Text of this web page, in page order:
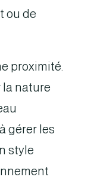
ou de
proximité.
la nature
gérer les
style